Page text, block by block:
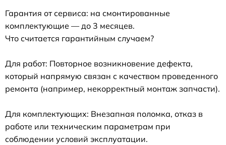
Гарантия от сервиса: на смонтированные
комплектующие — до 3 месяцев.
Что считается гарантийным случаем?
Для работ: Повторное возникновение дефекта,
который напрямую связан с качеством проведенного
ремонта (например, некорректный монтаж запчасти).
Для комплектующих: Внезапная поломка, отказ в
работе или техническим параметрам при
соблюдении условий эксплуатации.